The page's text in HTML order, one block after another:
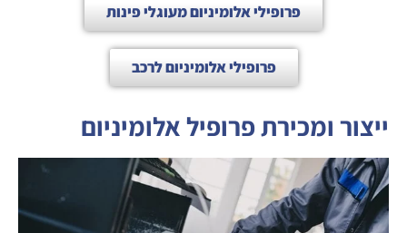
פרופילי אלומיניום מעוגלי פינות
פרופילי אלומיניום לרכב
ייצור ומכירת פרופיל אלומיניום